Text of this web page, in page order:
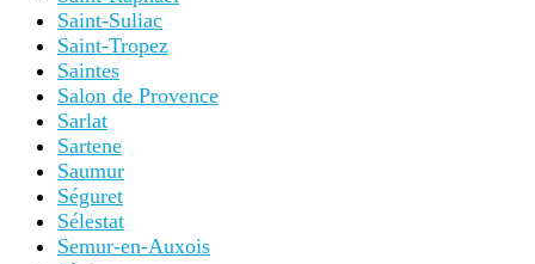
Saint-Suliac
Saint-Tropez
Saintes
Salon de Provence
Sarlat
Sartene
Saumur
Séguret
Sélestat
Semur-en-Auxois